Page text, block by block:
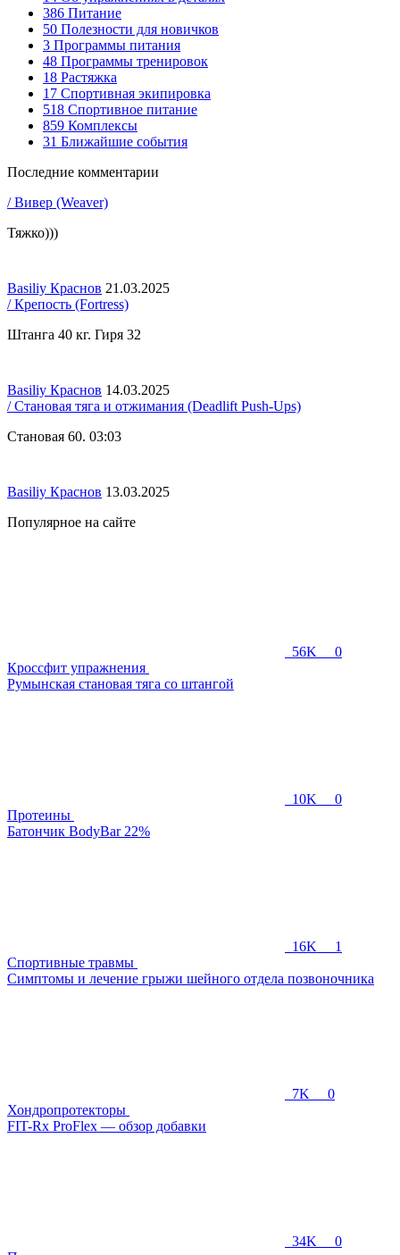
386 Питание
50 Полезности для новичков
3 Программы питания
48 Программы тренировок
18 Растяжка
17 Спортивная экипировка
518 Спортивное питание
859 Комплексы
31 Ближайшие события
Последние комментарии
/ Вивер (Weaver)
Тяжко)))
Basiliy Краснов 21.03.2025
/ Крепость (Fortress)
Штанга 40 кг. Гиря 32
Basiliy Краснов 14.03.2025
/ Становая тяга и отжимания (Deadlift Push-Ups)
Становая 60. 03:03
Basiliy Краснов 13.03.2025
Популярное на сайте
56K
0
Кроссфит упражнения
Румынская становая тяга со штангой
10K
0
Протеины
Батончик BodyBar 22%
16K
1
Спортивные травмы
Симптомы и лечение грыжи шейного отдела позвоночника
7K
0
Хондропротекторы
FIT-Rx ProFlex — обзор добавки
34K
0